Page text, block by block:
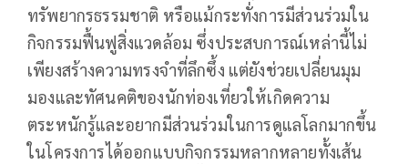
ทรัพยากรธรรมชาติ หรือแม้กระทั่งการมีส่วนร่วมใน
กิจกรรมฟื้นฟูสิ่งแวดล้อม ซึ่งประสบการณ์เหล่านี้ไม่
เพียงสร้างความทรงจำที่ลึกซึ้ง แต่ยังช่วยเปลี่ยนมุม
มองและทัศนคติของนักท่องเที่ยวให้เกิดความ
ตระหนักรู้และอยากมีส่วนร่วมในการดูแลโลกมากขึ้น
ในโครงการได้ออกแบบกิจกรรมหลากหลายทั้งเส้น